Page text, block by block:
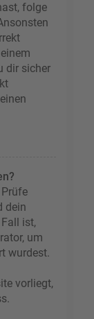
folge
dir sicher
dein
ist,
um
wurdest.
vorliegt,